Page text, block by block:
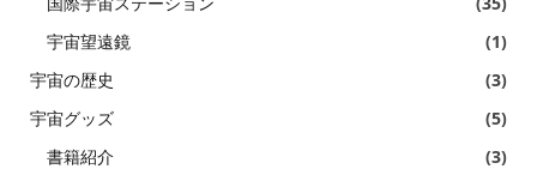
宇宙望遠鏡
(1)
宇宙の歴史
(3)
宇宙グッズ
(5)
書籍紹介
(3)